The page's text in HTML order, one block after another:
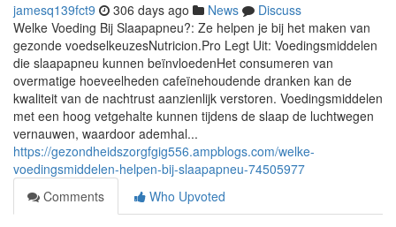
jamesq139fct9 306 days ago News
Discuss
Welke Voeding Bij Slaapapneu?: Ze helpen je bij het maken van
gezonde voedselkeuzesNutricion.Pro Legt Uit: Voedingsmiddelen
die slaapapneu kunnen beïnvloedenHet consumeren van
overmatige hoeveelheden cafeïnehoudende dranken kan de
kwaliteit van de nachtrust aanzienlijk verstoren. Voedingsmiddelen
met een hoog vetgehalte kunnen tijdens de slaap de luchtwegen
vernauwen, waardoor ademhal...
https://gezondheidszorgfgig556.ampblogs.com/welke-
voedingsmiddelen-helpen-bij-slaapapneu-74505977
Comments
Who Upvoted